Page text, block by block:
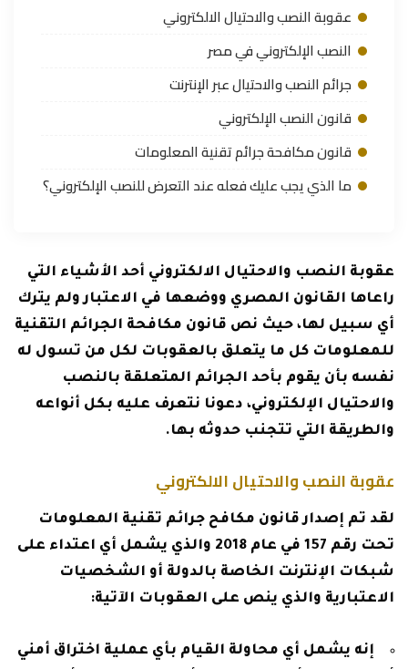
عقوبة النصب والاحتيال الالكتروني
النصب الإلكتروني في مصر
جرائم النصب والاحتيال عبر الإنترنت
قانون النصب الإلكتروني
قانون مكافحة جرائم تقنية المعلومات
ما الذي يجب عليك فعله عند التعرض للنصب الإلكتروني؟
عقوبة النصب والاحتيال الالكتروني أحد الأشياء التي
راعاها القانون المصري ووضعها في الاعتبار ولم يترك
أي سبيل لها، حيث نص قانون مكافحة الجرائم التقنية
للمعلومات كل ما يتعلق بالعقوبات لكل من تسول له
نفسه بأن يقوم بأحد الجرائم المتعلقة بالنصب
والاحتيال الإلكتروني، دعونا نتعرف عليه بكل أنواعه
والطريقة التي تتجنب حدوثه بها.
عقوبة النصب والاحتيال الالكتروني
لقد تم إصدار قانون مكافح جرائم تقنية المعلومات
تحت رقم 157 في عام 2018 والذي يشمل أي اعتداء على
شبكات الإنترنت الخاصة بالدولة أو الشخصيات
الاعتبارية والذي ينص على العقوبات الآتية:
إنه يشمل أي محاولة القيام بأي عملية اختراق أمني